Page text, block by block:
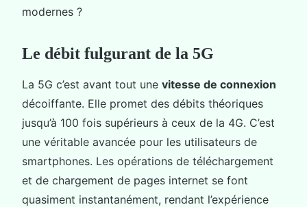
modernes ?
Le débit fulgurant de la 5G
La 5G c’est avant tout une vitesse de connexion
décoiffante. Elle promet des débits théoriques
jusqu’à 100 fois supérieurs à ceux de la 4G. C’est
une véritable avancée pour les utilisateurs de
smartphones. Les opérations de téléchargement
et de chargement de pages internet se font
quasiment instantanément, rendant l’expérience